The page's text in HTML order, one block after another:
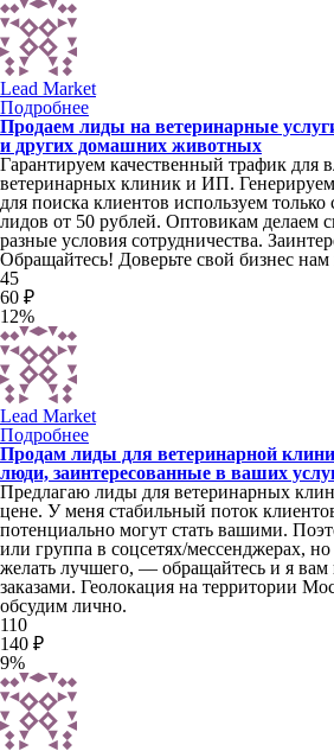
Lead Market
Подробнее
Продаем лиды на ветеринарные
и других домашних животных
Гарантируем качественный трафик для
ветеринарных клиник и ИП. Генерируем
для поиска клиентов используем
лидов от 50 рублей. Оптовикам делаем
разные условия сотрудничества.
Обращайтесь! Доверьте свой бизнес
45
60 ₽
12%
Lead Market
Подробнее
Продам лиды для ветеринарной
люди, заинтересованные в ваших
Предлагаю лиды для ветеринарных
цене. У меня стабильный поток
потенциально могут стать вашими.
или группа в соцсетях/мессенджерах, но
желать лучшего, — обращайтесь и я
заказами. Геолокация на территории
обсудим лично.
110
140 ₽
9%